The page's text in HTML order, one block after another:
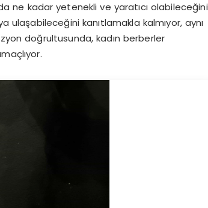
ne kadar yetenekli ve yaratıcı olabileceğini
ulaşabileceğini kanıtlamakla kalmıyor, aynı
doğrultusunda, kadın berberler